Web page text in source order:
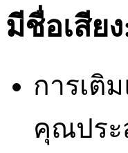
มีชื่อเสีย
การเติ
คุณประ